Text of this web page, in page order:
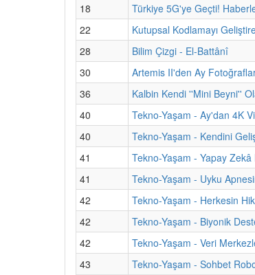
18
Türkiye 5G'ye Geçti!
22
Kutupsal Kodlamayı
28
Bilim Çizgi - El-Battânî
30
Artemis II'den Ay
36
Kalbin Kendi ''Mini Beyni''
40
Tekno-Yaşam - Ay'dan 4K
40
Tekno-Yaşam - Kendini
41
Tekno-Yaşam - Yapay
41
Tekno-Yaşam - Uyku
42
Tekno-Yaşam - Herkesin
42
Tekno-Yaşam - Biyonik
42
Tekno-Yaşam - Veri
43
Tekno-Yaşam - Sohbet